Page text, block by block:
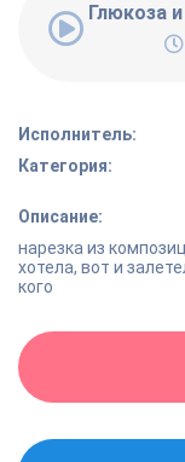
Глюкоза
Исполнитель:
Категория:
Описание:
нарезка из
хотела, вот и
кого